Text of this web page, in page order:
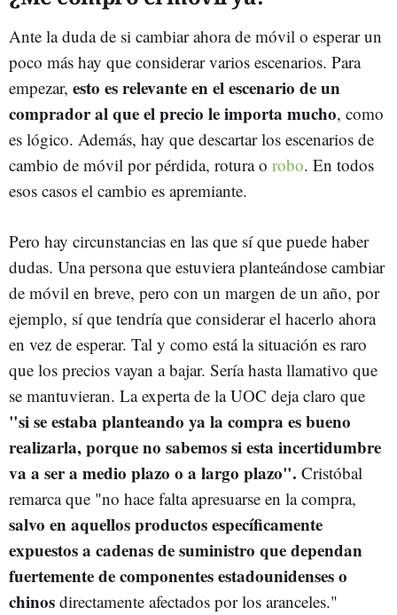
Ante la duda de si cambiar ahora de móvil o esperar un
poco más hay que considerar varios escenarios. Para
empezar, esto es relevante en el escenario de un
comprador al que el precio le importa mucho, como
es lógico. Además, hay que descartar los escenarios de
cambio de móvil por pérdida, rotura o robo. En todos
esos casos el cambio es apremiante.
Pero hay circunstancias en las que sí que puede haber
dudas. Una persona que estuviera planteándose cambiar
de móvil en breve, pero con un margen de un año, por
ejemplo, sí que tendría que considerar el hacerlo ahora
en vez de esperar. Tal y como está la situación es raro
que los precios vayan a bajar. Sería hasta llamativo que
se mantuvieran. La experta de la UOC deja claro que
"si se estaba planteando ya la compra es bueno
realizarla, porque no sabemos si esta incertidumbre
va a ser a medio plazo o a largo plazo". Cristóbal
remarca que "no hace falta apresuarse en la compra,
salvo en aquellos productos específicamente
expuestos a cadenas de suministro que dependan
fuertemente de componentes estadounidenses o
chinos directamente afectados por los aranceles."